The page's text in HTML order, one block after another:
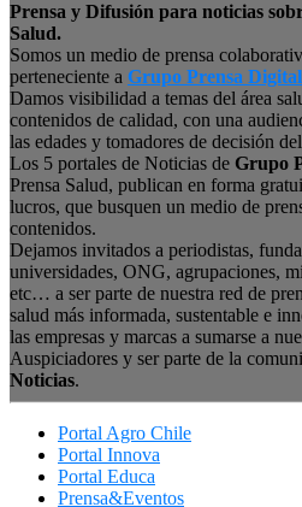
Prensa y Difusión para noticias
Salud.
Somos un medio de prensa
perteneciente a Grupo Prensa Digital
Damos visibilidad a temas del área
contenidos de calidad, con una
las edades y tomadores de decisión
Los 5 portales de Noticias de Grupo
Prensa Salud, publican en forma
lucros, que busquen un medio de
contenidos.
Dejamos invitados a periodistas,
universidades, ONG, agrupaciones,
etc… a ser parte de nuestra red de
salud más informada, sustentable e
las empresas y marcas a sumarse a
Auspiciadores y ser parte de la
Noticias.
Portal Agro Chile
Portal Innova
Portal Educa
Prensa&Eventos